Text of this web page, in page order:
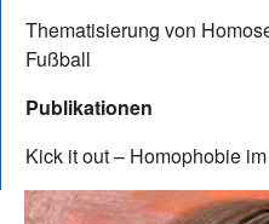
Thematisierung von
Fußball
Publikationen
Kick it out – Homophobie